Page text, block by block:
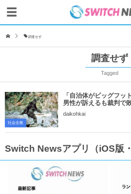
調査せず
調査せず
Tagged
社会全般
「自治体がビッグフッ
男性が訴えるも裁判で
daikohkai
Switch Newsアプリ（iOS版